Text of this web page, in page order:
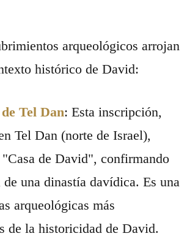
arqueológicos arrojan
histórico de David:
Tel Dan: Esta inscripción,
Tel Dan (norte de Israel),
de David", confirmando
una dinastía davídica. Es una
arqueológicas más
de la historicidad de David.